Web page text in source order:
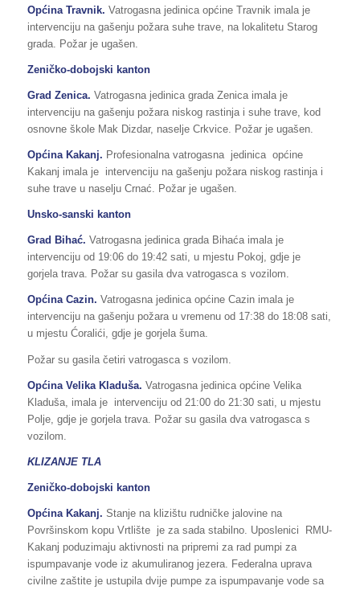
Općina Travnik. Vatrogasna jedinica općine Travnik imala je
intervenciju na gašenju požara suhe trave, na lokalitetu Starog
grada. Požar je ugašen.
Zeničko-dobojski kanton
Grad Zenica. Vatrogasna jedinica grada Zenica imala je
intervenciju na gašenju požara niskog rastinja i suhe trave, kod
osnovne škole Mak Dizdar, naselje Crkvice. Požar je ugašen.
Općina Kakanj. Profesionalna vatrogasna jedinica općine
Kakanj imala je intervenciju na gašenju požara niskog rastinja i
suhe trave u naselju Crnać. Požar je ugašen.
Unsko-sanski kanton
Grad Bihać. Vatrogasna jedinica grada Bihaća imala je
intervenciju od 19:06 do 19:42 sati, u mjestu Pokoj, gdje je
gorjela trava. Požar su gasila dva vatrogasca s vozilom.
Općina Cazin. Vatrogasna jedinica općine Cazin imala je
intervenciju na gašenju požara u vremenu od 17:38 do 18:08 sati,
u mjestu Ćoralići, gdje je gorjela šuma.
Požar su gasila četiri vatrogasca s vozilom.
Općina Velika Kladuša. Vatrogasna jedinica općine Velika
Kladuša, imala je intervenciju od 21:00 do 21:30 sati, u mjestu
Polje, gdje je gorjela trava. Požar su gasila dva vatrogasca s
vozilom.
KLIZANJE TLA
Zeničko-dobojski kanton
Općina Kakanj. Stanje na klizištu rudničke jalovine na
Površinskom kopu Vrtlište je za sada stabilno. Uposlenici RMU-
Kakanj poduzimaju aktivnosti na pripremi za rad pumpi za
ispumpavanje vode iz akumuliranog jezera. Federalna uprava
civilne zaštite je ustupila dvije pumpe za ispumpavanje vode sa